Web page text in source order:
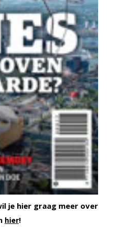
je hier graag meer over
hier!